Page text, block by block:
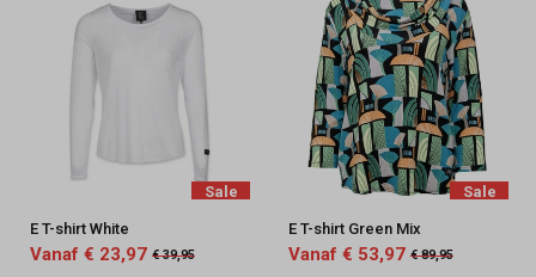
Sale
E T-shirt White
Vanaf € 23,97 € 39,95
Sale
E T-shirt Green Mix
Vanaf € 53,97 € 89,95